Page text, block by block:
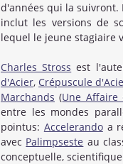
d'années qui la
inclut les versions de
lequel le jeune stagiaire
Charles Stross est
d'Acier, Crépuscule
Marchands (Une Affaire
entre les mondes
pointus: Accelerandoa
avec Palimpseste au
conceptuelle,